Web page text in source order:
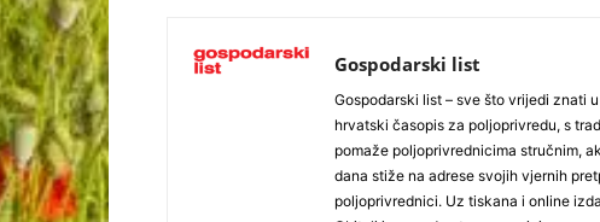
Gospodarski list
Gospodarski list – sve što vrijedi znati
hrvatski časopis za poljoprivredu, s
pomaže poljoprivrednicima stručnim,
dana stiže na adrese svojih vjernih
poljoprivrednici. Uz tiskana i online